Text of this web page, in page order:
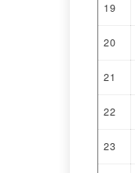
19
20
21
22
23